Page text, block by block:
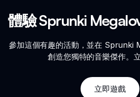
體驗 Sprunki
參加這個有趣的活動，並在 Sprunki
創造您獨特的音樂傑作。
立即遊戲